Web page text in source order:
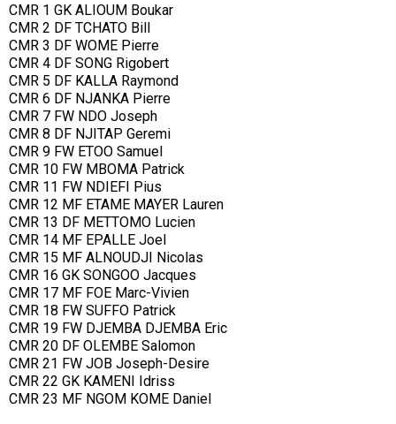
CMR 1 GK ALIOUM Boukar
CMR 2 DF TCHATO Bill
CMR 3 DF WOME Pierre
CMR 4 DF SONG Rigobert
CMR 5 DF KALLA Raymond
CMR 6 DF NJANKA Pierre
CMR 7 FW NDO Joseph
CMR 8 DF NJITAP Geremi
CMR 9 FW ETOO Samuel
CMR 10 FW MBOMA Patrick
CMR 11 FW NDIEFI Pius
CMR 12 MF ETAME MAYER Lauren
CMR 13 DF METTOMO Lucien
CMR 14 MF EPALLE Joel
CMR 15 MF ALNOUDJI Nicolas
CMR 16 GK SONGOO Jacques
CMR 17 MF FOE Marc-Vivien
CMR 18 FW SUFFO Patrick
CMR 19 FW DJEMBA DJEMBA Eric
CMR 20 DF OLEMBE Salomon
CMR 21 FW JOB Joseph-Desire
CMR 22 GK KAMENI Idriss
CMR 23 MF NGOM KOME Daniel